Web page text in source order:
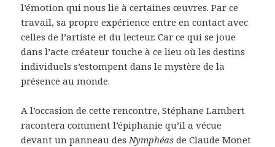
l’émotion qui nous lie à certaines œuvres. Par ce
travail, sa propre expérience entre en contact avec
celles de l’artiste et du lecteur. Car ce qui se joue
dans l’acte créateur touche à ce lieu où les destins
individuels s’estompent dans le mystère de la
présence au monde.
A l’occasion de cette rencontre, Stéphane Lambert
racontera comment l’épiphanie qu’il a vécue
devant un panneau desNymphéas de Claude Monet